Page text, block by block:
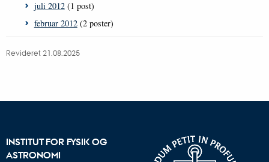
juli 2012(1 post)
februar 2012(2 poster)
Revideret 21.08.2025
INSTITUT FOR FYSIK OG
ASTRONOMI